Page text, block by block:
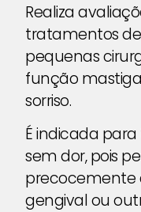
Realiza
tratamentos de
pequenas
função
sorriso.
É indicada
sem dor, pois
precocemente
gengival ou